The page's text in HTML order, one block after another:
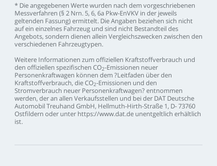
* Dieangegebenen Wertewurden nach dem vorgeschriebenen
Messverfahren (§ 2 Nrn. 5, 6, 6a Pkw-EnVKV in der jeweils
geltenden Fassung)ermittelt. DieAngaben beziehen sich nicht
aufein einzelnes Fahrzeug und sind nicht Bestandteildes
Angebots, sondern dienen allein Vergleichszwecken zwischen den
verschiedenen Fahrzeugtypen.
Weitere Informationen zum offiziellen Kraftstoffverbrauch und
den offiziellen spezifischen CO2-Emissionen neuer
Personenkraftwagen können dem ?Leitfaden überden
Kraftstoffverbrauch, dieCO2-Emissionen und den
Stromverbrauch neuer Personenkraftwagen? entnommen
werden, deran allen Verkaufsstellen und beider DAT Deutsche
AutomobilTreuhand GmbH, Hellmuth-Hirth-Straße 1, D-73760
Ostfildern oder unter https://www.dat.de unentgeltlich erhältlich
ist.